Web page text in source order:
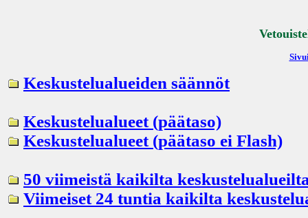
Keskustelualueiden säännöt
Keskustelualueet (päätaso)
Keskustelualueet (päätaso ei Flash)
50 viimeistä kaikilta
Viimeiset 24 tuntia kaikilta